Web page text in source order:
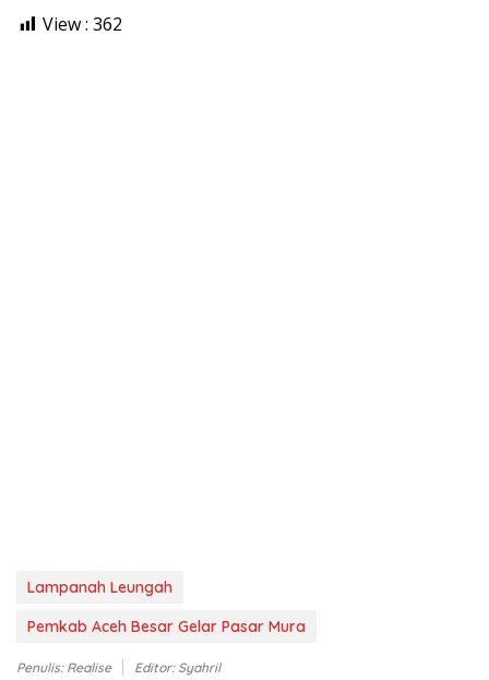
View : 362
Lampanah Leungah
Pemkab Aceh Besar Gelar Pasar Mura
Penulis: Realise Editor: Syahril